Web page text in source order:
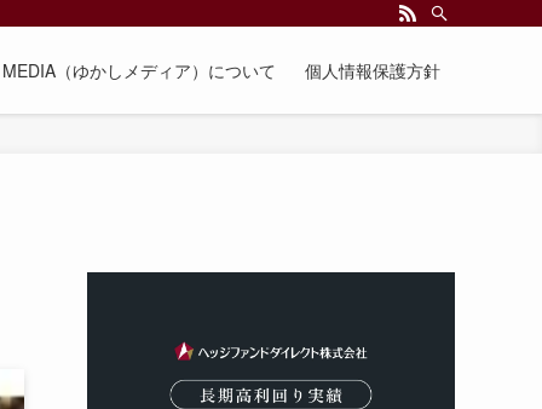
（ゆかしメディア）について 個人情報保護方針